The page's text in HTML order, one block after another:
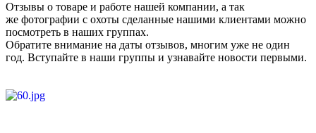
Отзывы о товаре и работе нашей компании, а так
же фотографии с охоты сделанные нашими клиентами можно
посмотреть в наших группах.
Обратите внимание на даты отзывов, многим уже не один
год. Вступайте в наши группы и узнавайте новости первыми.